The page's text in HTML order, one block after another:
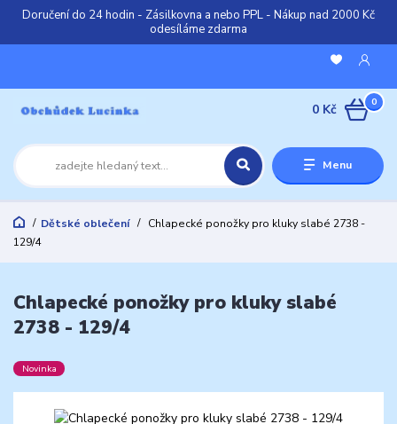
Doručení do 24 hodin - Zásilkovna a nebo PPL - Nákup nad 2000 Kč
odesíláme zdarma
Menu
0
0 Kč
Dětské oblečení
Chlapecké ponožky pro kluky slabé 2738 -
129/4
Chlapecké ponožky pro kluky slabé
2738 - 129/4
Novinka